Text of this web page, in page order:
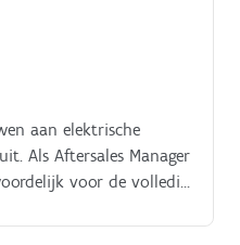
aan elektrische
Als Aftersales Manager
voor de volledige